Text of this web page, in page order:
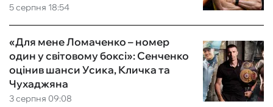
5 серпня 18:54
3 серпня 09:08
«Для мене Ломаченко – номер
один у світовому боксі»: Сенченко
оцінив шанси Усика, Кличка та
Чухаджяна